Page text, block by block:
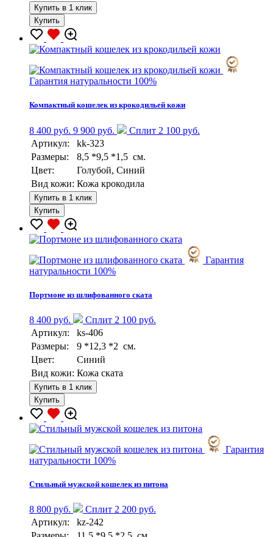
Купить в 1 клик
Купить
Гарантия натуральности 100%
Компактный кошелек из крокодильей кожи
8 400 руб. 9 900 руб.
Сплит 2 100 руб.
Артикул:
kk-323
Размеры:
8,5 *9,5 *1,5 см.
Цвет:
Голубой, Синий
Вид кожи: Кожа крокодила
Купить в 1 клик
Купить
Гарантия
натуральности 100%
Портмоне из шлифованного ската
8 400 руб.
Сплит 2 100 руб.
Артикул:
ks-406
Размеры:
9 *12,3 *2 см.
Цвет:
Синий
Вид кожи: Кожа ската
Купить в 1 клик
Купить
Гарантия
натуральности 100%
Стильный мужской кошелек из питона
8 800 руб.
Сплит 2 200 руб.
Артикул:
kz-242